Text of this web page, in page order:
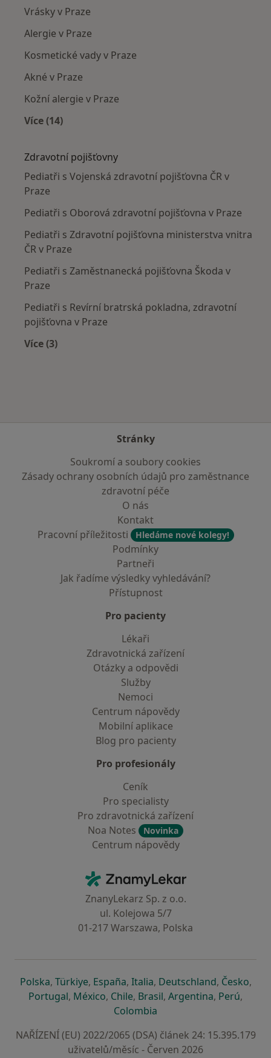
Vrásky v Praze
Alergie v Praze
Kosmetické vady v Praze
Akné v Praze
Kožní alergie v Praze
Více (14)
Zdravotní pojišťovny
Pediatři s Vojenská zdravotní pojišťovna ČR v
Praze
Pediatři s Oborová zdravotní pojišťovna v Praze
Pediatři s Zdravotní pojišťovna ministerstva vnitra
ČR v Praze
Pediatři s Zaměstnanecká pojišťovna Škoda v
Praze
Pediatři s Revírní bratrská pokladna, zdravotní
pojišťovna v Praze
Více (3)
Stránky
Soukromí a soubory cookies
Zásady ochrany osobních údajů pro zaměstnance
zdravotní péče
O nás
Kontakt
Pracovní příležitosti
Hledáme nové kolegy!
Podmínky
Partneři
Jak řadíme výsledky vyhledávání?
Přístupnost
Pro pacienty
Lékaři
Zdravotnická zařízení
Otázky a odpovědi
Služby
Nemoci
Centrum nápovědy
Mobilní aplikace
Blog pro pacienty
Pro profesionály
Ceník
Pro specialisty
Pro zdravotnická zařízení
Noa Notes
Novinka
Centrum nápovědy
ZnamyLekar - Hlavní stránka
ZnanyLekarz Sp. z o.o.
ul. Kolejowa 5/7
01-217 Warszawa, Polska
Polskase otevře v nové záložce
, Türkiyese otevře v nové záložce
, Españase otevře v nové záložce
, Italiase otevře v nové záložce
, Deutschlandse otevře v
, Českose
,
Portugalse otevře v nové záložce
, Méxicose otevře v nové záložce
, Chilese otevře v nové záložce
, Brasilse otevře v nové
, Argentinase otevře v
, Perúse
,
Colombia
NAŘÍZENÍ (EU) 2022/2065 (DSA) článek 24: 15.395.179
uživatelů/měsíc - Červen 2026